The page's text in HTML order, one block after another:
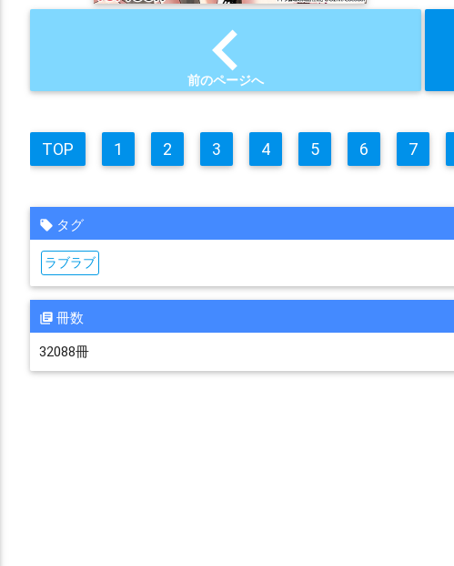
chevron_left
前のページへ
TOP 1 2 3 4 5 6 7
タグ
ラブラブ
冊数
32088冊